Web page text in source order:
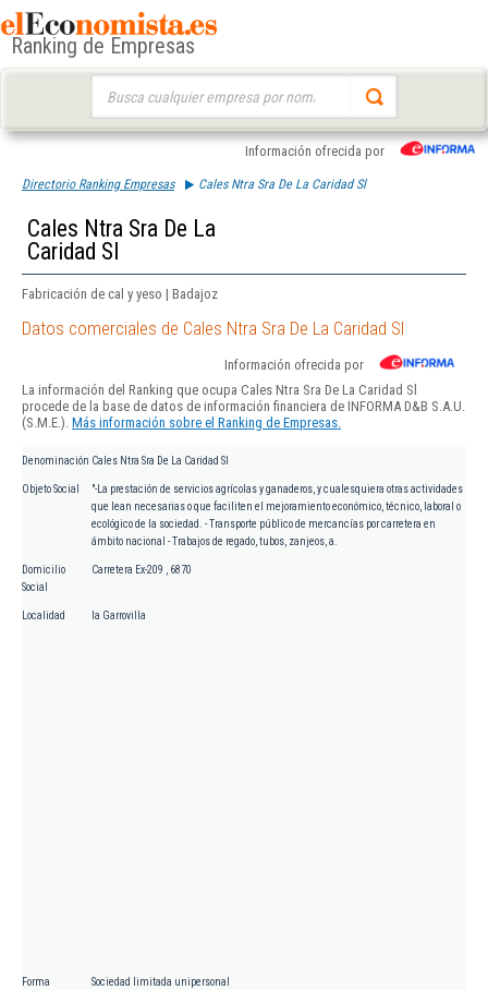
Ranking de Empresas
Información ofrecida por
Directorio Ranking Empresas Cales Ntra Sra De La Caridad Sl
Cales Ntra Sra De La
Caridad Sl
Fabricación de cal y yeso | Badajoz
Datos comerciales de Cales Ntra Sra De La Caridad Sl
Información ofrecida por
La información del Ranking que ocupa Cales Ntra Sra De La Caridad Sl
procede de la base de datos de información financiera de INFORMA D&B S.A.U.
(S.M.E.). Más información sobre el Ranking de Empresas.
Denominación Cales Ntra Sra De La Caridad Sl
Objeto Social
"-La prestación de servicios agrícolas y ganaderos, y cualesquiera otras actividades
que lean necesarias o que faciliten el mejoramiento económico, técnico, laboral o
ecológico de la sociedad. - Transporte público de mercancías por carretera en
ámbito nacional - Trabajos de regado, tubos, zanjeos, a.
Domicilio
Social
Carretera Ex-209 , 6870
Localidad la Garrovilla
Forma
Sociedad limitada unipersonal